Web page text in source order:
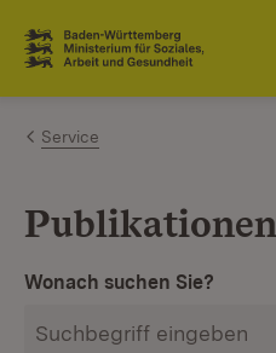
Zum Inhalt springen
Link zur Startseite
Service
Publikationen
Wonach suchen Sie?